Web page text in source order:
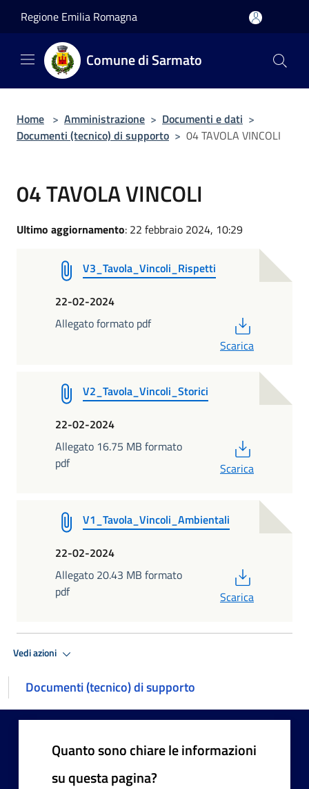
Regione Emilia Romagna
Comune di Sarmato
Home > Amministrazione > Documenti e dati >
Documenti (tecnico) di supporto > 04 TAVOLA VINCOLI
04 TAVOLA VINCOLI
Ultimo aggiornamento: 22 febbraio 2024, 10:29
V3_Tavola_Vincoli_Rispetti
22-02-2024
Allegato formato pdf
Scarica
V2_Tavola_Vincoli_Storici
22-02-2024
Allegato 16.75 MB formato
pdf
Scarica
V1_Tavola_Vincoli_Ambientali
22-02-2024
Allegato 20.43 MB formato
pdf
Scarica
Vedi azioni
Documenti (tecnico) di supporto
Quanto sono chiare le informazioni
su questa pagina?